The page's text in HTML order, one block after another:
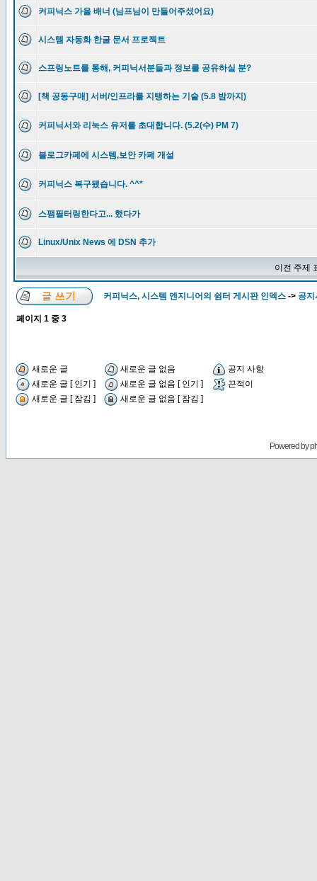
커피닉스 가을 배너 (님프님이 만들어주셨어요)
시스템 자동화 한글 문서 프로젝트
스프링노트를 통해, 커피닉서분들과 정보를 공유하실 분?
[책 공동구매] 서버/인프라를 지탱하는 기술 (5.8 밤까지)
커피닉서와 리눅스 유저를 초대합니다. (5.2(수) PM 7)
블로그카페에 시스템,보안 카페 개설
커피닉스 복구됐습니다. ^^*
스팸필터링한다고... 했다가
Linux/Unix News 에 DSN 추가
이전 주제
커피닉스, 시스템 엔지니어의 쉼터 게시판 인덱스 -> 공지
페이지 1 중 3
새로운 글 새로운 글 없음
공지 사항
새로운 글 [ 인기 ]
새로운 글 없음 [ 인기 ]
끈적이
새로운 글 [ 잠김 ]
새로운 글 없음 [ 잠김 ]
Powered by